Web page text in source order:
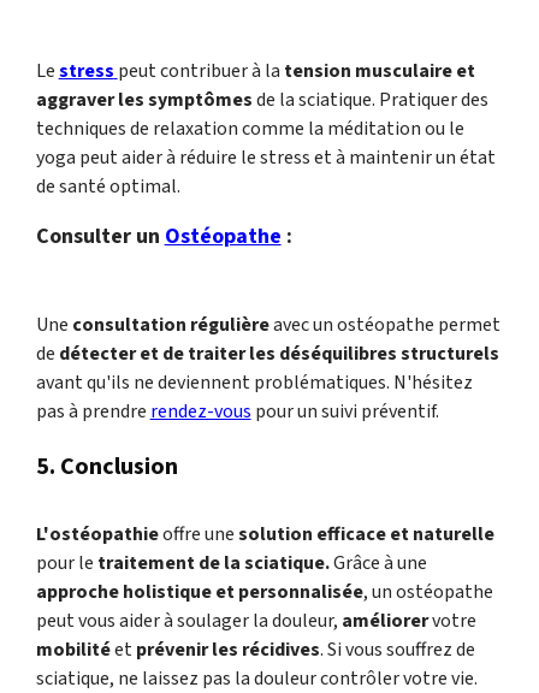
Lestress peut contribuer à la tension musculaire et
aggraver les symptômesde la sciatique. Pratiquer des
techniques de relaxation comme la méditation ou le
yoga peut aider à réduire le stress et à maintenir un état
de santé optimal.
Consulter un Ostéopathe :
Une consultation régulièreavec un ostéopathe permet
de détecter et de traiter les déséquilibres structurels
avant qu'ils ne deviennent problématiques. N'hésitez
pas à prendre rendez-vous pour un suivi préventif.
5. Conclusion
L'ostéopathieoffre unesolution efficace et naturelle
pour le traitement de la sciatique.Grâce à une
approche holistique et personnalisée, un ostéopathe
peut vous aider à soulager la douleur, améliorervotre
mobilitéetprévenir les récidives. Si vous souffrez de
sciatique, ne laissez pas la douleur contrôler votre vie.